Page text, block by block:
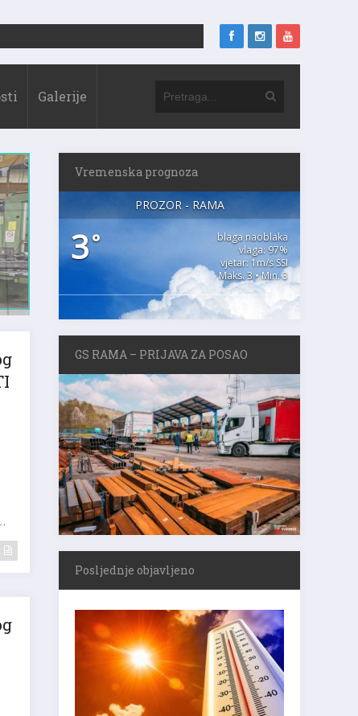
Galerije
Vremenska prognoza
PROZOR - RAMA
3°
blaga naoblaka
vlaga: 97%
vjetar: 1m/s SSI
Maks. 3 • Min. 3
GS RAMA – PRIJAVA ZA POSAO
Posljednje objavljeno